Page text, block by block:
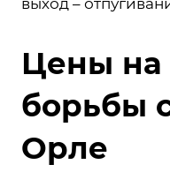
Цены на
борьбы
Орле